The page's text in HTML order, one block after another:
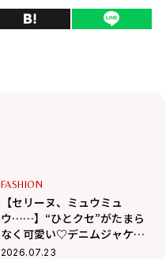
FASHION
【セリーヌ、ミュウミュ
ウ……】“ひとクセ”がたまら
なく可愛い♡デニムジャケッ
ト&パンツ
2026.07.23